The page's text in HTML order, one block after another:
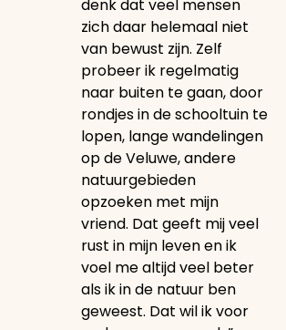
denk dat veel mensen
zich daar helemaal niet
van bewust zijn. Zelf
probeer ik regelmatig
naar buiten te gaan, door
rondjes in de schooltuin te
lopen, lange wandelingen
op de Veluwe, andere
natuurgebieden
opzoeken met mijn
vriend. Dat geeft mij veel
rust in mijn leven en ik
voel me altijd veel beter
als ik in de natuur ben
geweest. Dat wil ik voor